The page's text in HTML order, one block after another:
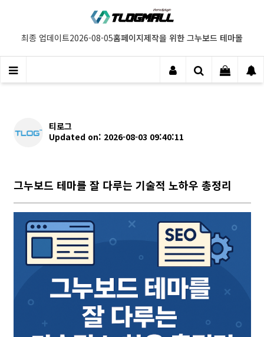
최종 업데이트2026-08-05홈페이지제작을 위한 그누보드 테마몰
티로그
Updated on: 2026-08-03 09:40:11
그누보드 테마를 잘 다루는 기술적 노하우 총정리